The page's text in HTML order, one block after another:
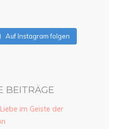
Auf Instagram folgen
BEITRÄGE
im Geiste der